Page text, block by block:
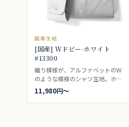
国産生地
[国産] Wドビー-ホワイト
#13300
織り模様が、アルファベットのW
のような模様のシャツ生地。ホワ
イト。ビジネスシャツ向き。
11,980円〜